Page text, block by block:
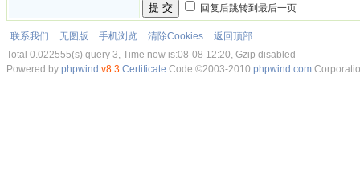
提 交 回复后跳转到最后一页
联系我们 无图版 手机浏览 清除Cookies
返回顶部
Total 0.022555(s) query 3, Time now is:08-08 12:20, Gzip disabled
Powered by phpwind v8.3 Certificate Code ©2003-2010 phpwind.com